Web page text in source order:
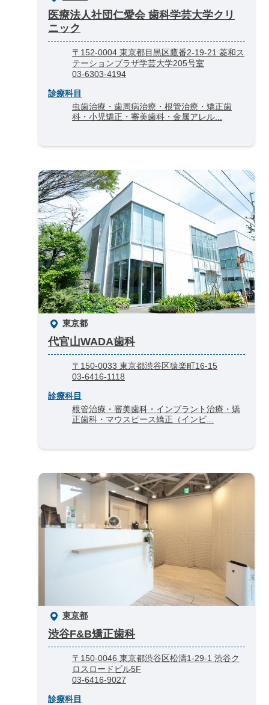
医療法人社団仁愛会 歯科学芸大学クリ
ニック
〒152-0004 東京都目黒区鷹番2-19-21 菱和ス
テーションプラザ学芸大学205号室
03-6303-4194
診療科目
虫歯治療・歯周病治療・根管治療・矯正歯
科・小児矯正・審美歯科・金属アレル...
東京都
代官山WADA歯科
〒150-0033 東京都渋谷区猿楽町16-15
03-6416-1118
診療科目
根管治療・審美歯科・インプラント治療・矯
正歯科・マウスピース矯正（インビ...
東京都
渋谷F&B矯正歯科
〒150-0046 東京都渋谷区松濤1-29-1 渋谷ク
ロスロードビル5F
03-6416-9027
診療科目